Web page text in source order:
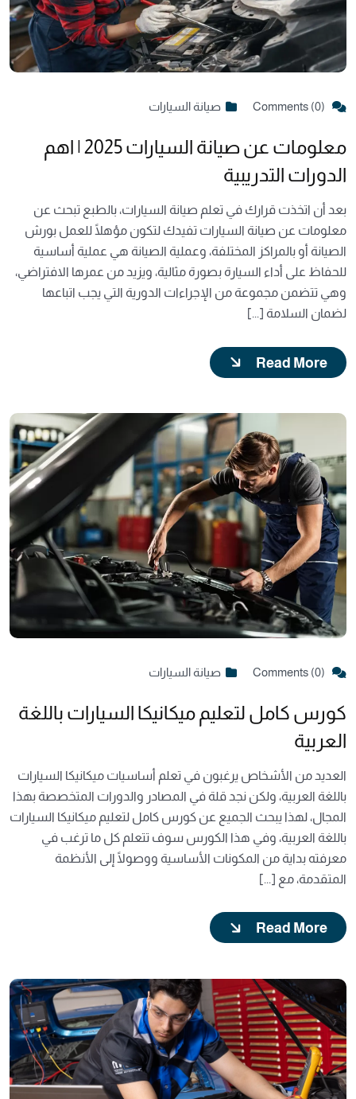
صيانة السيارات
معلومات عن صيانة السيارات 2025 | اهم
الدورات التدريبية
بعد أن اتخذت قرارك في تعلم صيانة السيارات، بالطبع تبحث عن
معلومات عن صيانة السيارات تفيدك لتكون مؤهلًا للعمل بورش
الصيانة أو بالمراكز المختلفة، وعملية الصيانة هي عملية أساسية
للحفاظ على أداء السيارة بصورة مثالية، ويزيد من عمرها الافتراضي،
وهي تتضمن مجموعة من الإجراءات الدورية التي يجب اتباعها
لضمان السلامة [...]
Read More
صيانة السيارات
كورس كامل لتعليم ميكانيكا السيارات باللغة
العربية
العديد من الأشخاص يرغبون في تعلم أساسيات ميكانيكا السيارات
باللغة العربية، ولكن نجد قلة في المصادر والدورات المتخصصة بهذا
المجال، لهذا يبحث الجميع عن كورس كامل لتعليم ميكانيكا السيارات
باللغة العربية، وفي هذا الكورس سوف تتعلم كل ما ترغب في
معرفته بداية من المكونات الأساسية ووصولًا إلى الأنظمة
المتقدمة، مع [...]
Read More